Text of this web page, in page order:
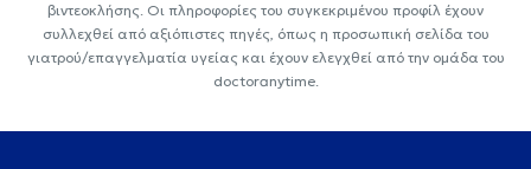
βιντεοκλήσης. Οι πληροφορίες του συγκεκριμένου προφίλ έχουν
συλλεχθεί από αξιόπιστες πηγές, όπως η προσωπική σελίδα του
γιατρού/επαγγελματία υγείας και έχουν ελεγχθεί από την ομάδα του
doctoranytime.